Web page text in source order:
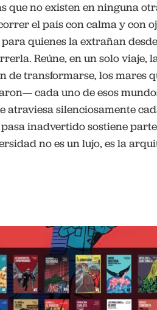
que no existen en ninguna
el país con calma y con
quienes la extrañan
Reúne, en un solo viaje,
de transformarse, los mares
cada uno de esos
atraviesa silenciosamente
inadvertido sostiene
no es un lujo, es la